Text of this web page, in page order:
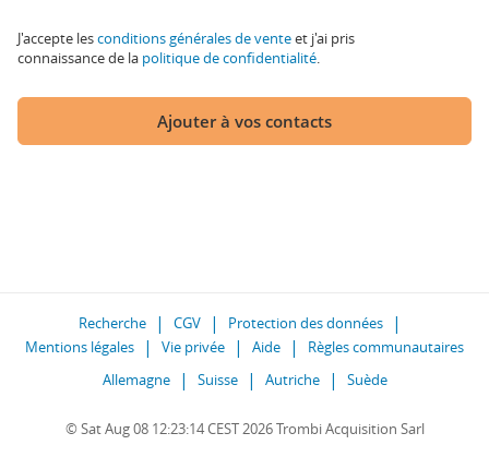
J'accepte lesconditions générales de venteet j'ai pris
connaissance de la politique de confidentialité.
Ajouter à vos contacts
Recherche CGV
Protection des données
Mentions légales
Vie privée Aide
Règles communautaires
Allemagne
Suisse Autriche Suède
© Sat Aug 08 12:23:14 CEST 2026 Trombi Acquisition Sarl